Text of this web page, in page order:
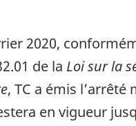
2020,
de la Loi sur la
, TC a émis
en vigueur